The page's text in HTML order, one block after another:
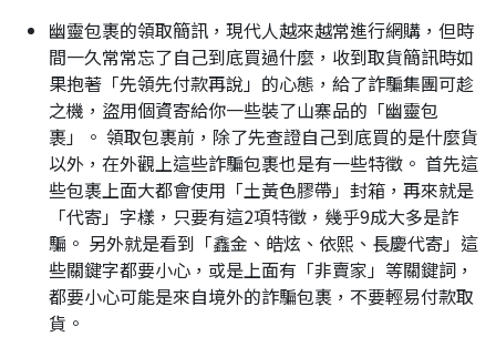
幽靈包裹的領取簡訊，現代人越來越常進行網購，但時
間一久常常忘了自己到底買過什麼，收到取貨簡訊時如
果抱著「先領先付款再說」的心態，給了詐騙集團可趁
之機，盜用個資寄給你一些裝了山寨品的「幽靈包
裹」。 領取包裹前，除了先查證自己到底買的是什麼貨
以外，在外觀上這些詐騙包裹也是有一些特徵。 首先這
些包裹上面大都會使用「土黃色膠帶」封箱，再來就是
「代寄」字樣，只要有這2項特徵，幾乎9成大多是詐
騙。 另外就是看到「鑫金、皓炫、依熙、長慶代寄」這
些關鍵字都要小心，或是上面有「非賣家」等關鍵詞，
都要小心可能是來自境外的詐騙包裹，不要輕易付款取
貨。